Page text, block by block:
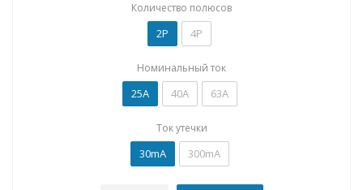
Количество полюсов
2P 4P
Номинальный ток
25А 40А 63А
Ток утечки
30mA 300mA